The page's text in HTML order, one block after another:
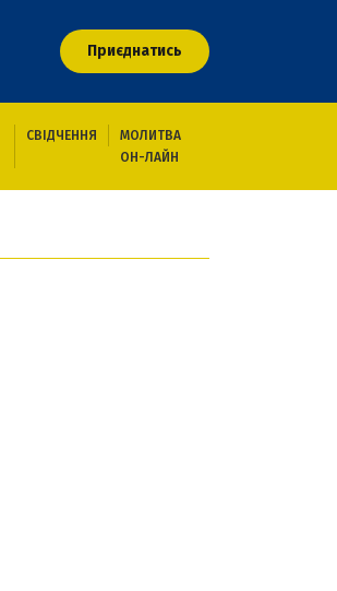
Приєднатись
СВІДЧЕННЯ
МОЛИТВА
ОН-ЛАЙН